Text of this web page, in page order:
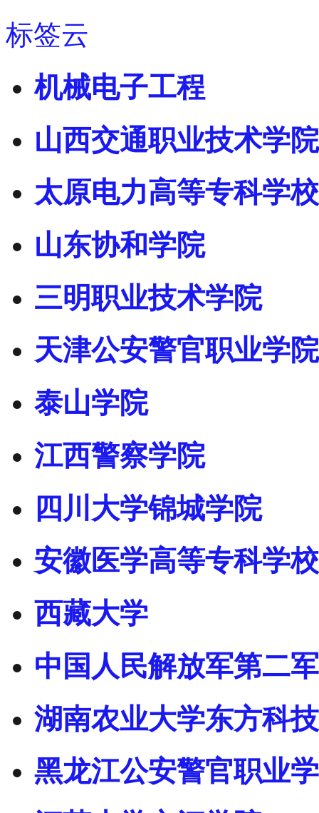
标签云
机械电子工程
山西交通职业技术学院
太原电力高等专科学校
山东协和学院
三明职业技术学院
天津公安警官职业学院
泰山学院
江西警察学院
四川大学锦城学院
安徽医学高等专科学校
西藏大学
中国人民解放军第二
湖南农业大学东方科
黑龙江公安警官职业